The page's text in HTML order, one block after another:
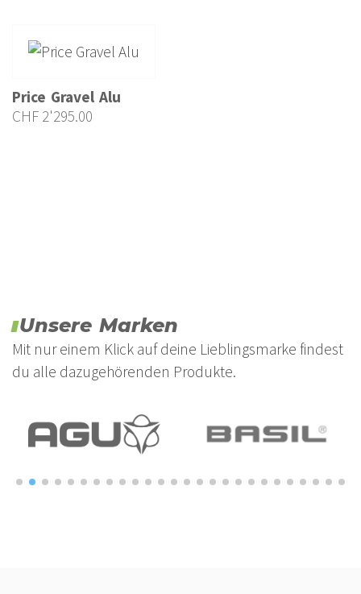
Price Gravel Alu
CHF 2'295.00
Unsere Marken
Mit nur einem Klick auf deine Lieblingsmarke findest
du alle dazugehörenden Produkte.